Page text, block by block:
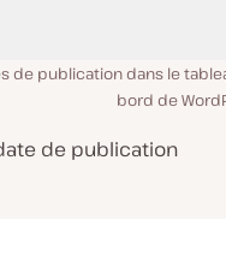
de publication dans le
bord de
de publication